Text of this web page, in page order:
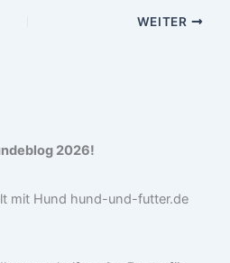
WEITER
2026!